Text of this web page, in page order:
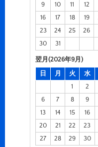
9
10 11 12
16
17 18 19
23
24 25 26
30
31
翌月(2026年9月)
日
月 火 水
1
2
6
7 8 9
13
14 15 16
20
21 22 23
27
28 29 30